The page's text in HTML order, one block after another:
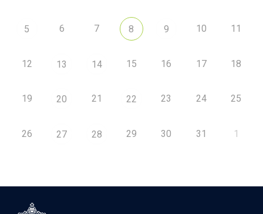
5 6 7 8 9 10 11
12 13 14 15 16 17 18
19 20 21 22 23 24 25
26 27 28 29 30 31 1